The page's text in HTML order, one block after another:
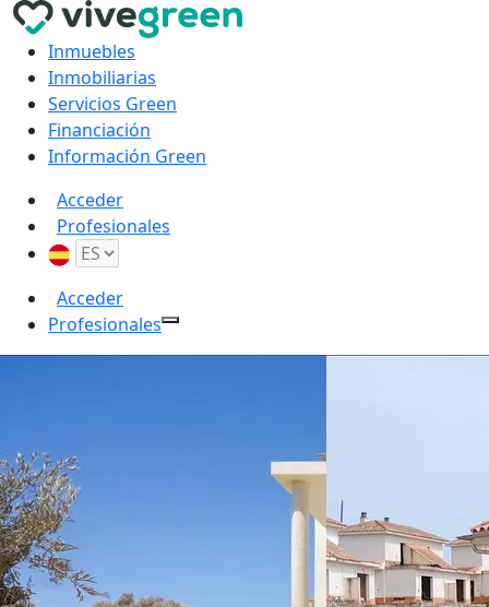
Inmuebles
Inmobiliarias
Servicios Green
Financiación
Información Green
Acceder
Profesionales
Acceder
Profesionales